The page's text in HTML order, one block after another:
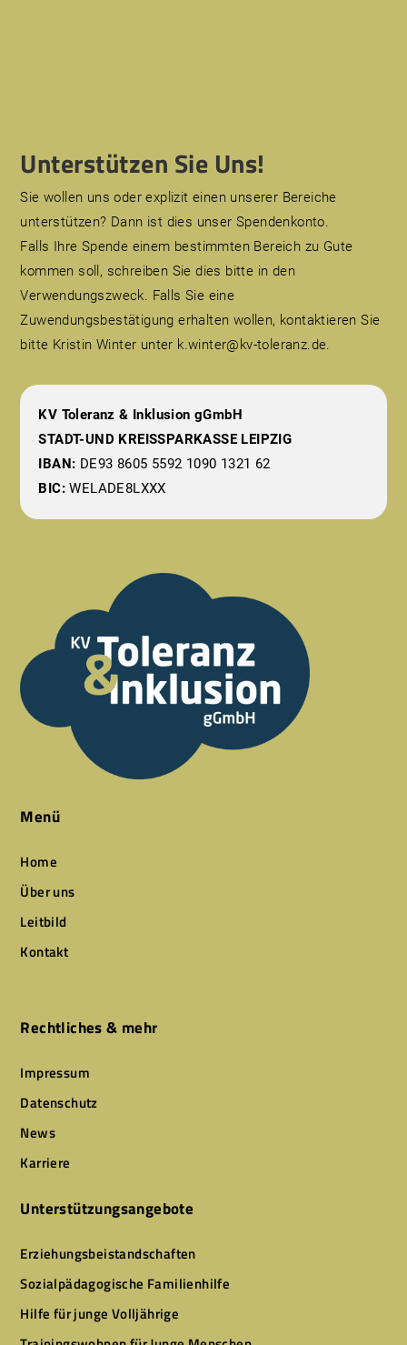
Unterstützen Sie Uns!
Sie wollen uns oder explizit einen unserer Bereiche
unterstützen? Dann ist dies unser Spendenkonto.
Falls Ihre Spende einem bestimmten Bereich zu Gute
kommen soll, schreiben Sie dies bitte in den
Verwendungszweck. Falls Sie eine
Zuwendungsbestätigung erhalten wollen, kontaktieren Sie
bitte Kristin Winter unter k.winter@kv-toleranz.de.
KV Toleranz & Inklusion gGmbH
STADT-UND KREISSPARKASSE LEIPZIG
IBAN: DE93 8605 5592 1090 1321 62
BIC: WELADE8LXXX
Menü
Home
Über uns
Leitbild
Kontakt
Rechtliches & mehr
Impressum
Datenschutz
News
Karriere
Unterstützungsangebote
Erziehungsbeistandschaften
Sozialpädagogische Familienhilfe
Hilfe für junge Volljährige